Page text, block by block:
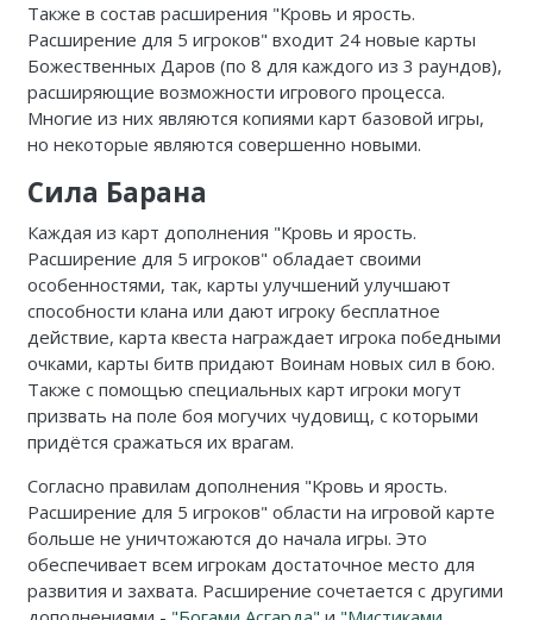
Также в состав расширения "Кровь и ярость.
Расширение для 5 игроков" входит 24 новые карты
Божественных Даров (по 8 для каждого из 3 раундов),
расширяющие возможности игрового процесса.
Многие из них являются копиями карт базовой игры,
но некоторые являются совершенно новыми.
Сила Барана
Каждая из карт дополнения "Кровь и ярость.
Расширение для 5 игроков" обладает своими
особенностями, так, карты улучшений улучшают
способности клана или дают игроку бесплатное
действие, карта квеста награждает игрока победными
очками, карты битв придают Воинам новых сил в бою.
Также с помощью специальных карт игроки могут
призвать на поле боя могучих чудовищ, с которыми
придётся сражаться их врагам.
Согласно правилам дополнения "Кровь и ярость.
Расширение для 5 игроков" области на игровой карте
больше не уничтожаются до начала игры. Это
обеспечивает всем игрокам достаточное место для
развития и захвата. Расширение сочетается с другими